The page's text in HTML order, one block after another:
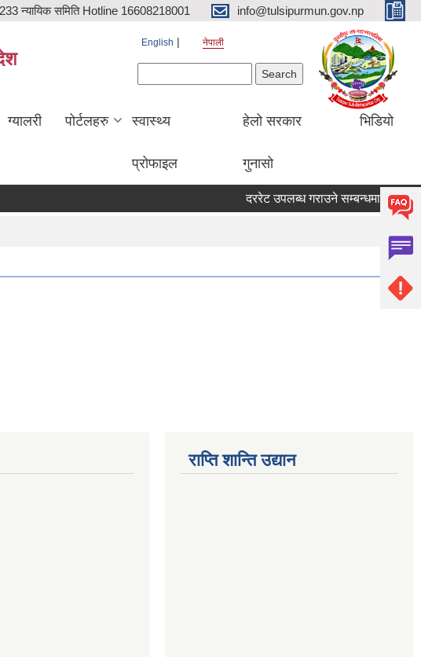
न्यायिक समिति Hotline 16608218001 info@tulsipurmun.gov.np
English नेपाली
ग्यालरी पोर्टलहरु स्वास्थ्य
प्रोफाइल
हेलो सरकार
गुनासो
भिडियो
दररेट उपलब्ध गराउने सम्बन्धमा सरुवा
राप्ति शान्ति उद्यान